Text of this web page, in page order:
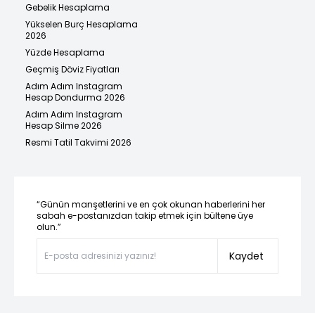
Gebelik Hesaplama
Yükselen Burç Hesaplama
2026
Yüzde Hesaplama
Geçmiş Döviz Fiyatları
Adım Adım Instagram
Hesap Dondurma 2026
Adım Adım Instagram
Hesap Silme 2026
Resmi Tatil Takvimi 2026
“Günün manşetlerini ve en çok okunan haberlerini her
sabah e-postanızdan takip etmek için bültene üye
olun.”
Kaydet